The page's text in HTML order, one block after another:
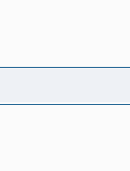
המקום הכי חם